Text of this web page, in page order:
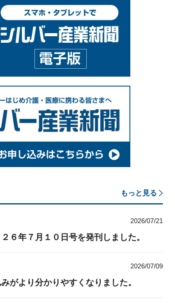
もっと見る
2026/07/21
６年７月１０日号を発刊しました。
2026/07/09
がより分かりやすくなりました。